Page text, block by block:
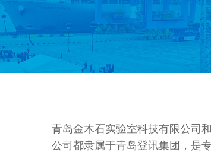
青岛金木石实验室科技有限公司
公司都隶属于青岛登讯集团，是